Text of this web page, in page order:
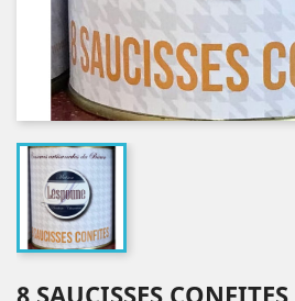
8 SAUCISSES CONFITES